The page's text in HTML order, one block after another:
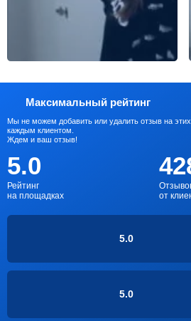
Максимальный рейтинг
Мы не можем добавить или удалить отзыв на
каждым клиентом.
Ждем и ваш отзыв!
5.0
Рейтинг
на площадках
от
5.0
5.0